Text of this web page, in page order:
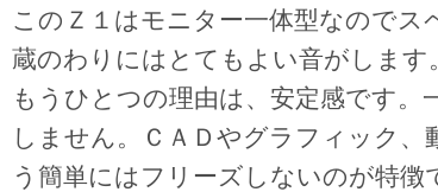
このＺ１はモニター一体型なのでス
蔵のわりにはとてもよい音がしま
もうひとつの理由は、安定感です
しません。ＣＡＤやグラフィック
う簡単にはフリーズしないのが特徴